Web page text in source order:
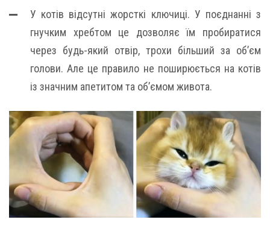
У котів відсутні жорсткі ключиці. У поєднанні з
гнучким хребтом це дозволяє їм пробиратися
через будь-який отвір, трохи більший за об’єм
голови. Але це правило не поширюється на котів
із значним апетитом та об’ємом живота.